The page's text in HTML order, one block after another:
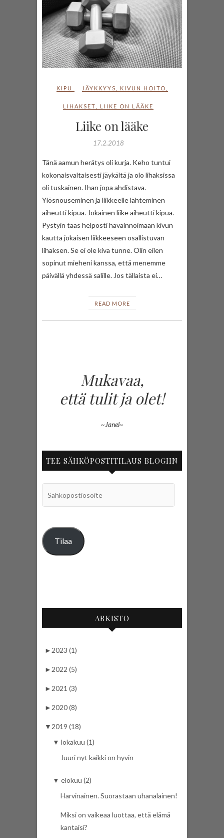
KIPU JÄYKKYYS KIVUN HOITO
LIHAKSET LIIKE ON LÄÄKE
Liike on lääke
17.2.2018
Tänä aamun herätys oli kurja. Keho tuntui
kokonaisvaltaisesti jäykältä ja olo lihaksissa
oli tuskainen. Ihan jopa ahdistava.
Ylösnouseminen ja liikkeelle lähteminen
aiheutti kipua. Jokainen liike aiheutti kipua.
Pystyin taas helposti havainnoimaan kivun
kautta jokaisen liikkeeseen osallistuvan
lihaksen. Se ei ole kiva tunne. Olin eilen
sopinut mieheni kanssa, että menemme
päivällä yhdessä salille. Jos tällaista ei…
READ MORE
Mukavaa,
että tulit ja olet!
~Janel~
TEE SÄHKÖPOSTITILAUS BLOGIIN
Tilaa
ARKISTO
► 2023 (1)
► 2022 (5)
► 2021 (3)
► 2020 (8)
▼ 2019 (18)
▼ lokakuu (1)
Juuri nyt kaikki on hyvin
▼ elokuu (2)
Harvinainen. Suorastaan uhanalainen!
Miksi on vaikeaa luottaa, että elämä
kantaisi?